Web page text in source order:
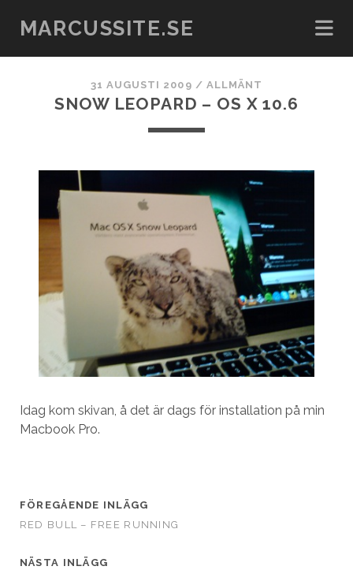
MARCUSSITE.SE
31 AUGUSTI 2009 / ALLMÄNT
SNOW LEOPARD – OS X 10.6
Idag kom skivan, å det är dags för installation på min
Macbook Pro.
FÖREGÅENDE INLÄGG
RED BULL – FREE RUNNING
NÄSTA INLÄGG